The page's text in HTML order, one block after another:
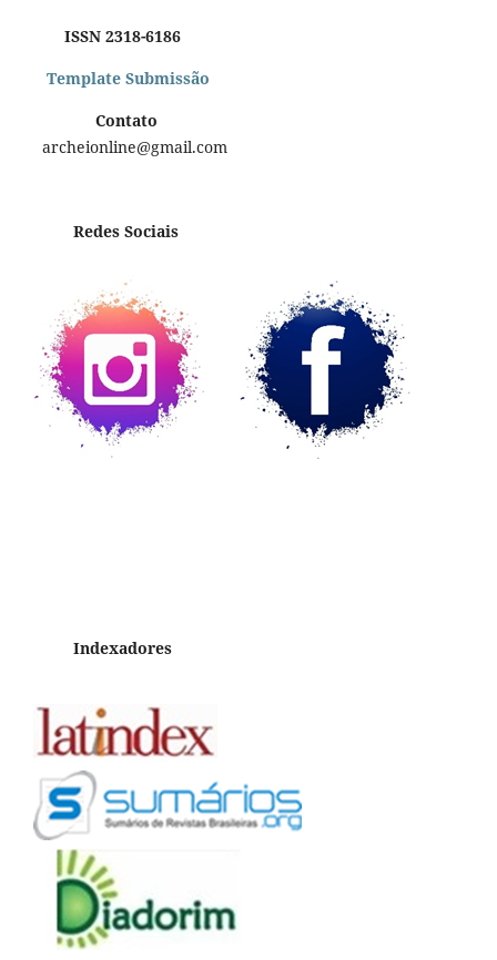
ISSN 2318-6186
Template Submissão
Contato
archeionline@gmail.com
Redes Sociais
Indexadores